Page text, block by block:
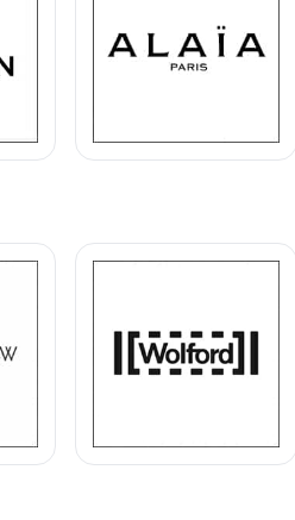
Invia un
Messaggio
Scrivi almeno 20 caratteri, così il negozio